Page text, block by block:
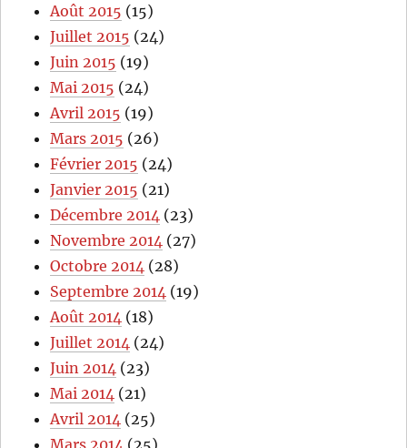
Août 2015 (15)
Juillet 2015 (24)
Juin 2015 (19)
Mai 2015 (24)
Avril 2015 (19)
Mars 2015 (26)
Février 2015 (24)
Janvier 2015 (21)
Décembre 2014 (23)
Novembre 2014 (27)
Octobre 2014 (28)
Septembre 2014 (19)
Août 2014 (18)
Juillet 2014 (24)
Juin 2014 (23)
Mai 2014 (21)
Avril 2014 (25)
Mars 2014 (25)